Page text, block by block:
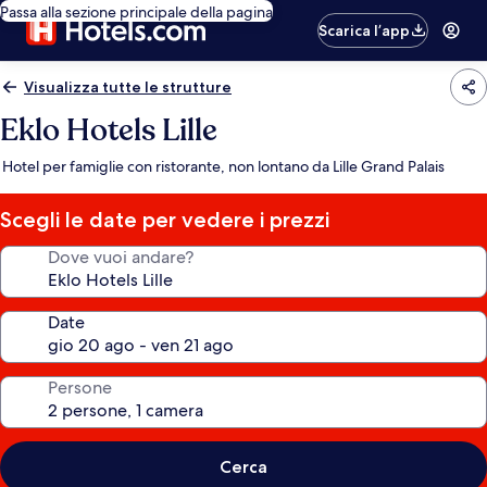
Passa alla sezione principale della pagina
Scarica l’app
Visualizza tutte le strutture
Eklo Hotels Lille
Hotel per famiglie con ristorante, non lontano da Lille Grand Palais
Scegli le date per vedere i prezzi
Dove vuoi andare?
Date
Persone
Cerca